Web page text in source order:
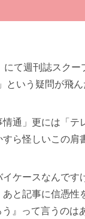
て週刊誌スクー
いう疑問が飛ん
通」更には「テ
ら怪しいこの肩
ケースなんです
と記事に信憑性
う』って言うのは